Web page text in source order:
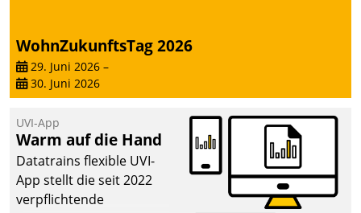
WohnZukunftsTag 2026
29. Juni 2026 –
30. Juni 2026
UVI-App
Warm auf die Hand
Datatrains flexible UVI-
App stellt die seit 2022
verpflichtende